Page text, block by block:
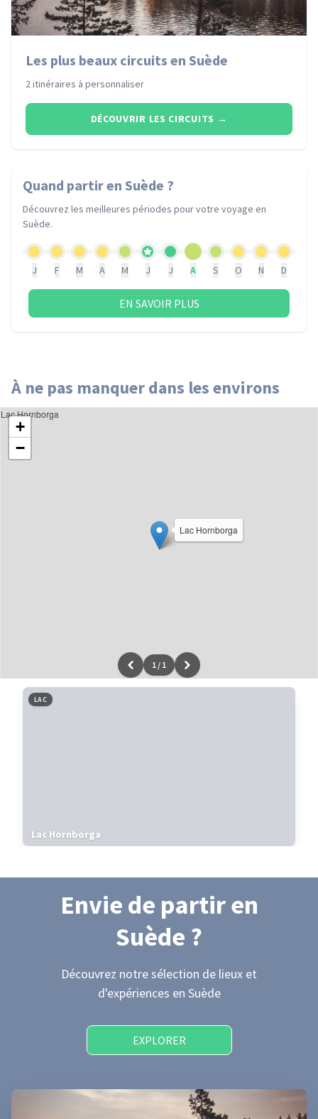
Les plus beaux circuits en Suède
2 itinéraires à personnaliser
DÉCOUVRIR LES CIRCUITS →
Quand partiren Suède ?
Découvrez les meilleures périodes pour votre voyage en
Suède.
J F M A M J J A S O N D
EN SAVOIR PLUS
À ne pas manquer dans les environs
Lac Hornborga
+
−
Leaflet|données ©OpenStreetMap/ODbL - renduOSM France
Lac Hornborga
1 / 1
LAC
Lac Hornborga
Envie de partiren
Suède ?
Découvrez notre sélection de lieux et
d'expériences en Suède
EXPLORER